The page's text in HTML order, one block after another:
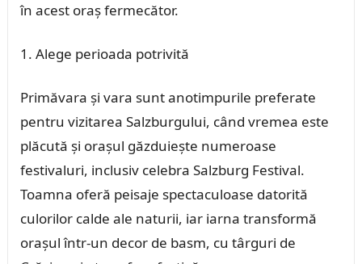
în acest oraș fermecător.
Alege perioada potrivită
Primăvara și vara sunt anotimpurile preferate
pentru vizitarea Salzburgului, când vremea este
plăcută și orașul găzduiește numeroase
festivaluri, inclusiv celebra Salzburg Festival.
Toamna oferă peisaje spectaculoase datorită
culorilor calde ale naturii, iar iarna transformă
orașul într-un decor de basm, cu târguri de